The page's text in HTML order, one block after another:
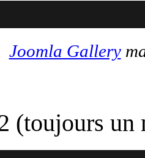
Joomla Gallery
(toujours un